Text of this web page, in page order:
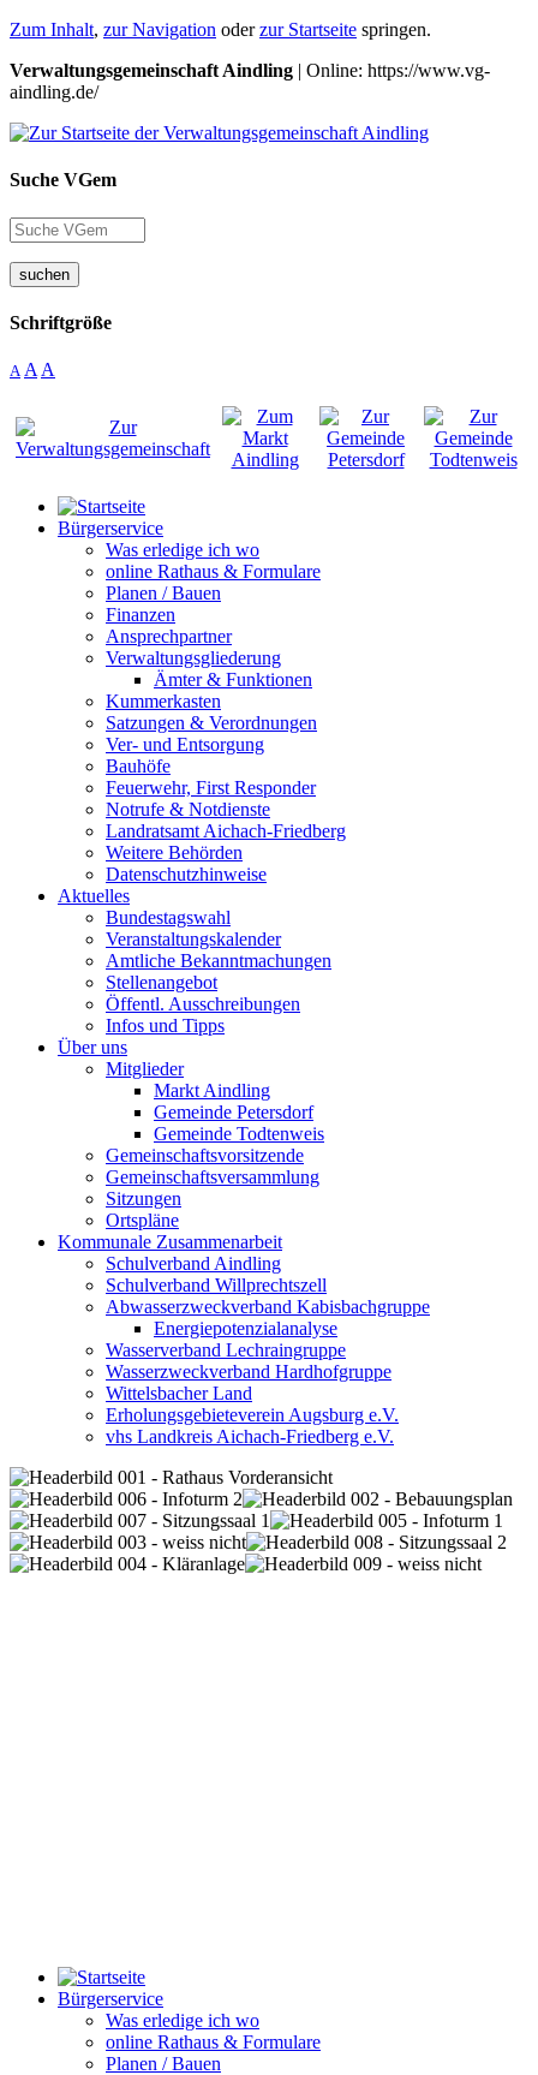
Zum Inhalt, zur Navigation oderzur Startseite springen.
Verwaltungsgemeinschaft Aindling | Online: https://www.vg-
aindling.de/
Suche VGem
suchen
Schriftgröße
A A A
Bürgerservice
Was erledige ich wo
online Rathaus & Formulare
Planen / Bauen
Finanzen
Ansprechpartner
Verwaltungsgliederung
Ämter & Funktionen
Kummerkasten
Satzungen & Verordnungen
Ver- und Entsorgung
Bauhöfe
Feuerwehr, First Responder
Notrufe & Notdienste
Landratsamt Aichach-Friedberg
Weitere Behörden
Datenschutzhinweise
Aktuelles
Bundestagswahl
Veranstaltungskalender
Amtliche Bekanntmachungen
Stellenangebot
Öffentl. Ausschreibungen
Infos und Tipps
Über uns
Mitglieder
Markt Aindling
Gemeinde Petersdorf
Gemeinde Todtenweis
Gemeinschaftsvorsitzende
Gemeinschaftsversammlung
Sitzungen
Ortspläne
Kommunale Zusammenarbeit
Schulverband Aindling
Schulverband Willprechtszell
Abwasserzweckverband Kabisbachgruppe
Energiepotenzialanalyse
Wasserverband Lechraingruppe
Wasserzweckverband Hardhofgruppe
Wittelsbacher Land
Erholungsgebieteverein Augsburg e.V.
vhs Landkreis Aichach-Friedberg e.V.
Bürgerservice
Was erledige ich wo
online Rathaus & Formulare
Planen / Bauen